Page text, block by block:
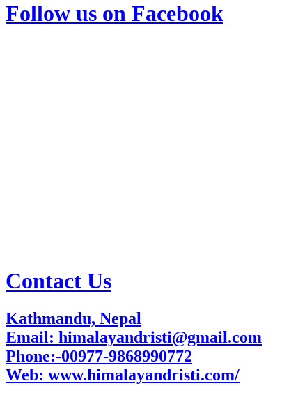
Follow us on Facebook
Contact Us
Kathmandu, Nepal
Email: himalayandristi@gmail.com
Phone:-00977-9868990772
Web: www.himalayandristi.com/